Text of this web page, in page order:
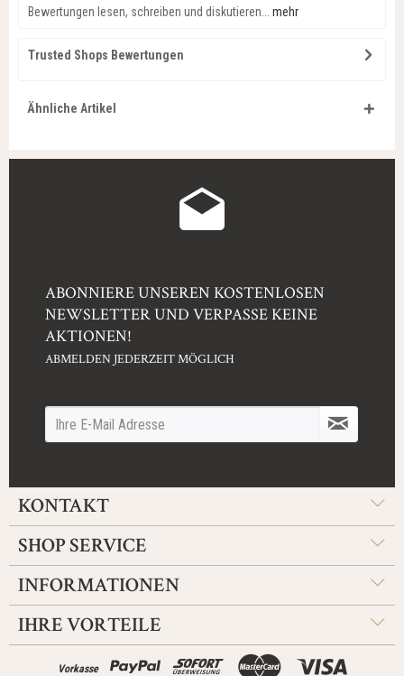
Bewertungen lesen, schreiben und diskutieren...
mehr
Trusted Shops Bewertungen
Ähnliche Artikel
ABONNIERE UNSEREN KOSTENLOSEN
NEWSLETTER UND VERPASSE KEINE
AKTIONEN!
ABMELDEN JEDERZEIT MÖGLICH
KONTAKT
SHOP SERVICE
INFORMATIONEN
IHRE VORTEILE
Vorkasse